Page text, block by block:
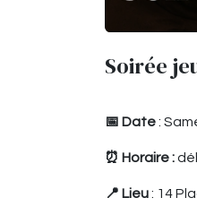
Soirée
📅 Date:
⏰ Horaire :
📍 Lieu: 14